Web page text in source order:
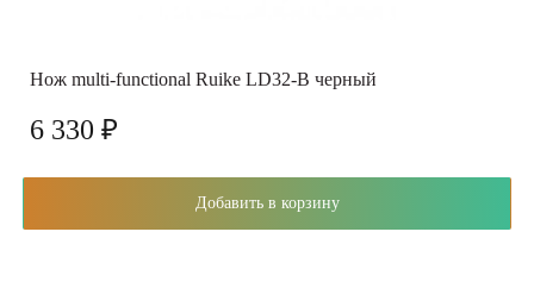
Нож multi-functional Ruike LD32-B черный
6 330 ₽
Добавить в корзину